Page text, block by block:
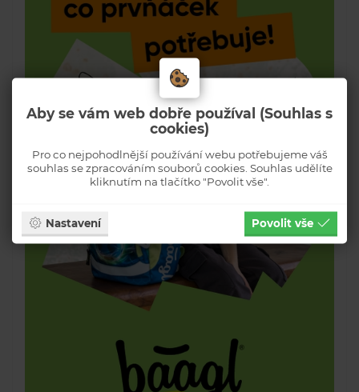
Aby se vám web dobře používal (Souhlas s
cookies)
Pro co nejpohodlnější používání webu potřebujeme váš
souhlas se zpracováním souborů cookies. Souhlas udělíte
kliknutím na tlačítko "Povolit vše".
Nastavení Povolit vše